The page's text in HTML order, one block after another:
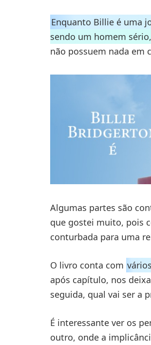
Enquanto Billie é uma
sendo um homem
não possuem nada em
Algumas partes são
que gostei muito, pois
conturbada para uma
O livro conta com
após capítulo, nos
seguida, qual vai ser a
É interessante ver os
outro, onde a